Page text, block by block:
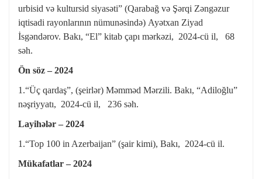
urbisid və kultursid siyasəti” (Qarabağ və Şərqi Zəngəzur
iqtisadi rayonlarının nümunəsində) Ayətxan Ziyad
İsgəndərov. Bakı, “El” kitab çapı mərkəzi, 2024-cü il, 68
səh.
Ön söz – 2024
1.“Üç qardaş”, (şeirlər) Məmməd Mərzili. Bakı, “Adiloğlu”
nəşriyyatı, 2024-cü il, 236 səh.
Layihələr – 2024
1.“Top 100 in Azerbaijan” (şair kimi), Bakı, 2024-cü il.
Mükafatlar – 2024